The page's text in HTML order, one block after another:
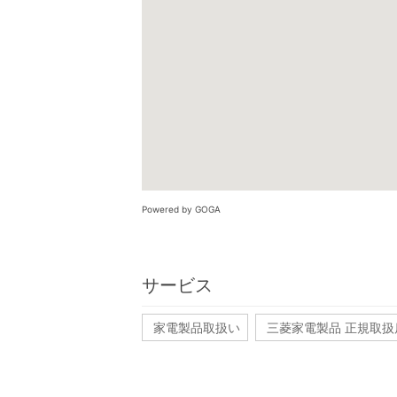
Powered by GOGA
サービス
家電製品取扱い 三菱家電製品 正規取扱